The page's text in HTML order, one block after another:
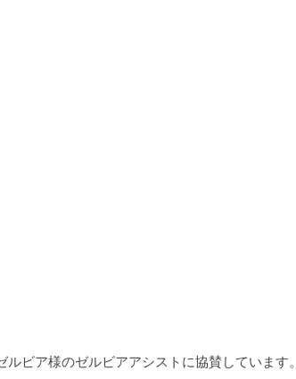
ビア様のゼルビアアシストに協賛しています。